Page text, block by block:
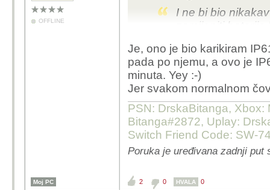
OFFLINE
I ne bi bio
zamijeniti
slučajno mob
Trakošćana.
još davnih dana
mobitel
s5 je bio takav, samo
za punjenje, već malo
sumnjam... nego
Je, ono je bio karikiram
pada po njemu, a ovo je
minuta. Yey :-)
Jer svakom normalnom
PSN: DrskaBitanga, Xbox:
Bitanga#2872, Uplay:
Switch Friend Code: SW-
Poruka je uređivana zadnji put
Moj PC 2 0 HVALA 0